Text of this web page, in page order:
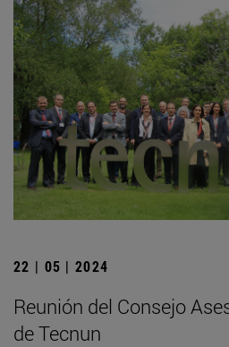
22 | 05 | 2024
Reunión del Consejo
de Tecnun